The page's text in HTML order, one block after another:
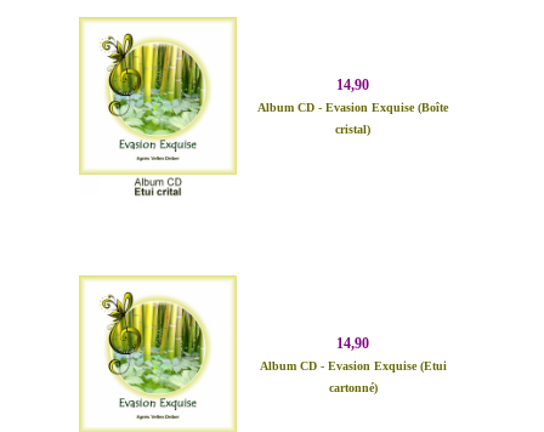
14,90
Album CD - Evasion Exquise (Boîte
cristal)
14,90
Album CD - Evasion Exquise (Etui
cartonné)